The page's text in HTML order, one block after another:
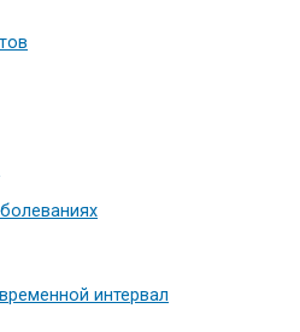
интервал